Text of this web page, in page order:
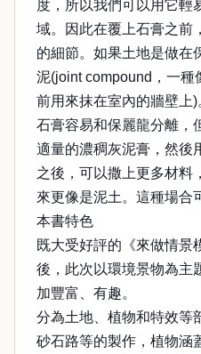
度，所以我們可以用它輕
域。因此在覆上石膏之前
的細節。如果土地是做在
泥(joint compound，一種
前用來抹在室內的牆壁上
石膏容易和保麗龍分離，
適量的濃稠灰泥膏，然後
之後，可以撒上更多材料
來更像是泥土。這種場合
本書特色
既大受好評的《來做情景
後，此次以環境景物為主
加豐富、有趣。
分為土地、植物和特效等
砂石路等的製作，植物涵